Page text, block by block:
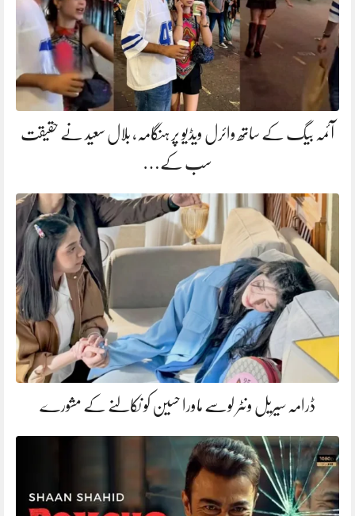
آئمہ بیگ کے ساتھ وائرل ویڈیو پر ہنگامہ، بلال سعید نے حقیقت
سب کے…
ڈرامہ سیریل ونٹر لوسے ماورا حسین کو نکالنے کے مشورے